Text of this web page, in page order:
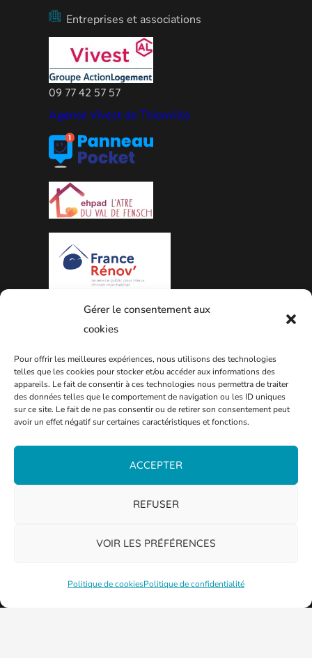
Gérer le consentement aux
cookies
Pour offrir les meilleures expériences, nous utilisons des technologies
telles que les cookies pour stocker et/ou accéder aux informations des
appareils. Le fait de consentir à ces technologies nous permettra de traiter
des données telles que le comportement de navigation ou les ID uniques
sur ce site. Le fait de ne pas consentir ou de retirer son consentement peut
avoir un effet négatif sur certaines caractéristiques et fonctions.
ACCEPTER
REFUSER
VOIR LES PRÉFÉRENCES
Politique de cookiesPolitique de confidentialité
Entreprises et associations
09 77 42 57 57
Agence Vivest de Thionville
PLAN DE LA VILLE